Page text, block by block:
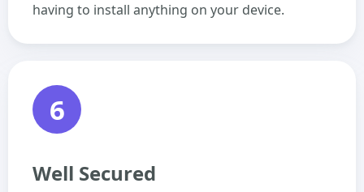
having to install anything on your device.
6
Well Secured